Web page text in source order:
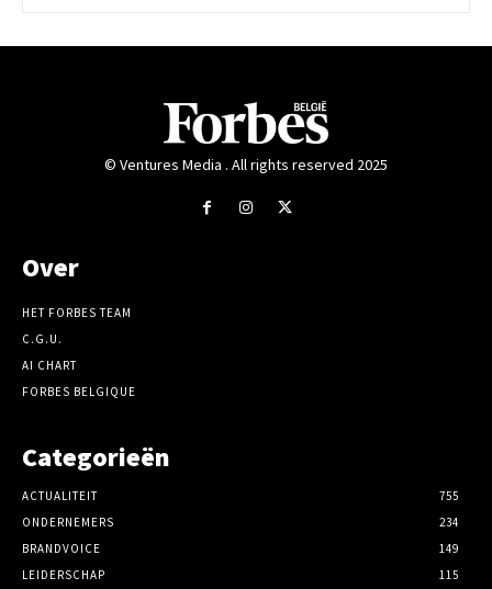
© Ventures Media . All rights reserved 2025
Over
HET FORBES TEAM
C.G.U.
AI CHART
FORBES BELGIQUE
Categorieën
ACTUALITEIT
755
ONDERNEMERS
234
BRANDVOICE
149
LEIDERSCHAP
115